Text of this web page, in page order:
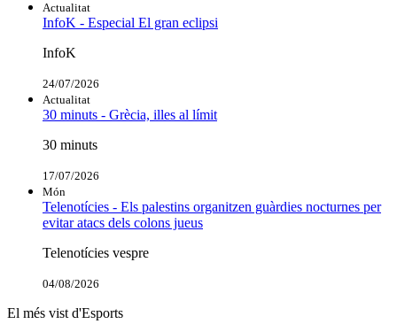
Actualitat
InfoK - Especial El gran eclipsi
InfoK
24/07/2026
Actualitat
30 minuts - Grècia, illes al límit
30 minuts
17/07/2026
Món
Telenotícies - Els palestins organitzen guàrdies nocturnes per
evitar atacs dels colons jueus
Telenotícies vespre
04/08/2026
El més vist d'Esports